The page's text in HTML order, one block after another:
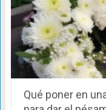
Qué poner en